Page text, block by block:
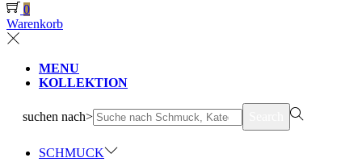
0
Warenkorb
MENU
KOLLEKTION
suchen nach>
SCHMUCK